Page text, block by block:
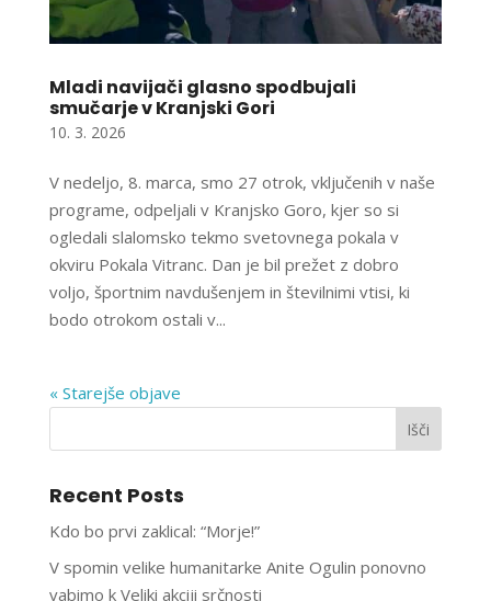
Mladi navijači glasno spodbujali
smučarje v Kranjski Gori
10. 3. 2026
V nedeljo, 8. marca, smo 27 otrok, vključenih v naše
programe, odpeljali v Kranjsko Goro, kjer so si
ogledali slalomsko tekmo svetovnega pokala v
okviru Pokala Vitranc. Dan je bil prežet z dobro
voljo, športnim navdušenjem in številnimi vtisi, ki
bodo otrokom ostali v...
« Starejše objave
Išči
Recent Posts
Kdo bo prvi zaklical: “Morje!”
V spomin velike humanitarke Anite Ogulin ponovno
vabimo k Veliki akciji srčnosti